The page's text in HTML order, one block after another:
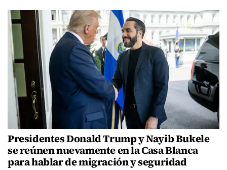
Presidentes Donald Trump y Nayib Bukele
se reúnen nuevamente en la Casa Blanca
para hablar de migración y seguridad